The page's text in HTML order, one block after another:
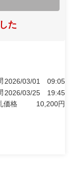
た
2026/03/01
09:05
2026/03/25
19:45
価格
10,200円